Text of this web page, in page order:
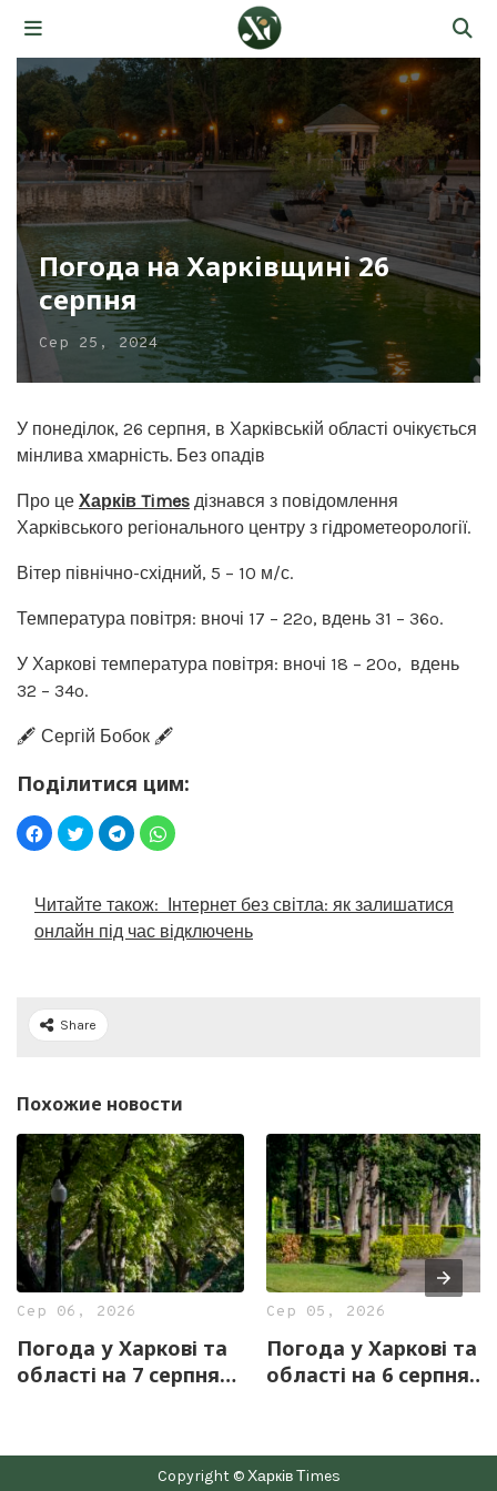
Погода на Харківщині 26
серпня
Сер 25, 2024
У понеділок, 26 серпня, в Харківській області очікується
мінлива хмарність. Без опадів
Про це Харків Times дізнався з повідомлення
Харківського регіонального центру з гідрометеорології.
Вітер північно-східний, 5 – 10 м/с.
Температура повітря: вночі 17 – 22º, вдень 31 – 36º.
У Харкові температура повітря: вночі 18 – 20º, вдень
32 – 34º.
🖋️ Сергій Бобок 🖋️
Поділитися цим:
Читайте також: Інтернет без світла: як залишатися
онлайн під час відключень
Share
Похожие новости
Сер 06, 2026
Погода у Харкові та
області на 7 серпня
Сер 05, 2026
Погода у Харкові та
області на 6 серпня
Copyright © Харків Тimes